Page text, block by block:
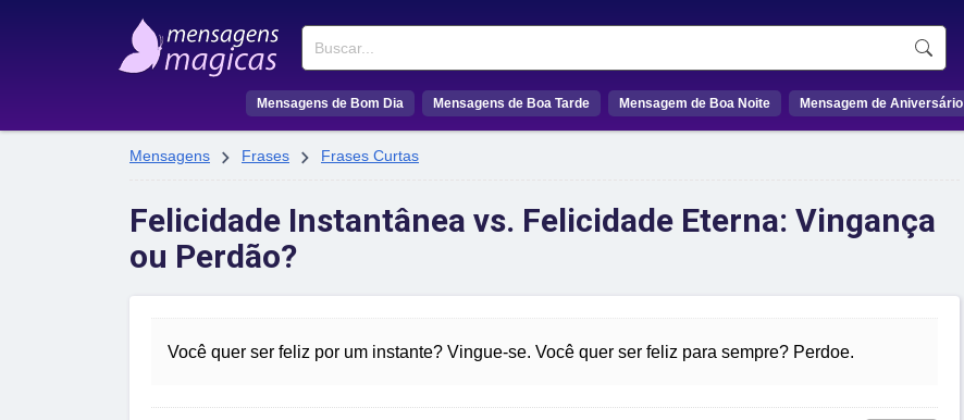
Buscar
Mensagens de Bom Dia Mensagens de Boa Tarde Mensagem de Boa Noite Mensagem de Aniversário
Mensagens  Frases  Frases Curtas
Felicidade Instantânea vs. Felicidade Eterna: Vingança
ou Perdão?
Você quer ser feliz por um instante? Vingue-se. Você quer ser feliz para sempre? Perdoe.